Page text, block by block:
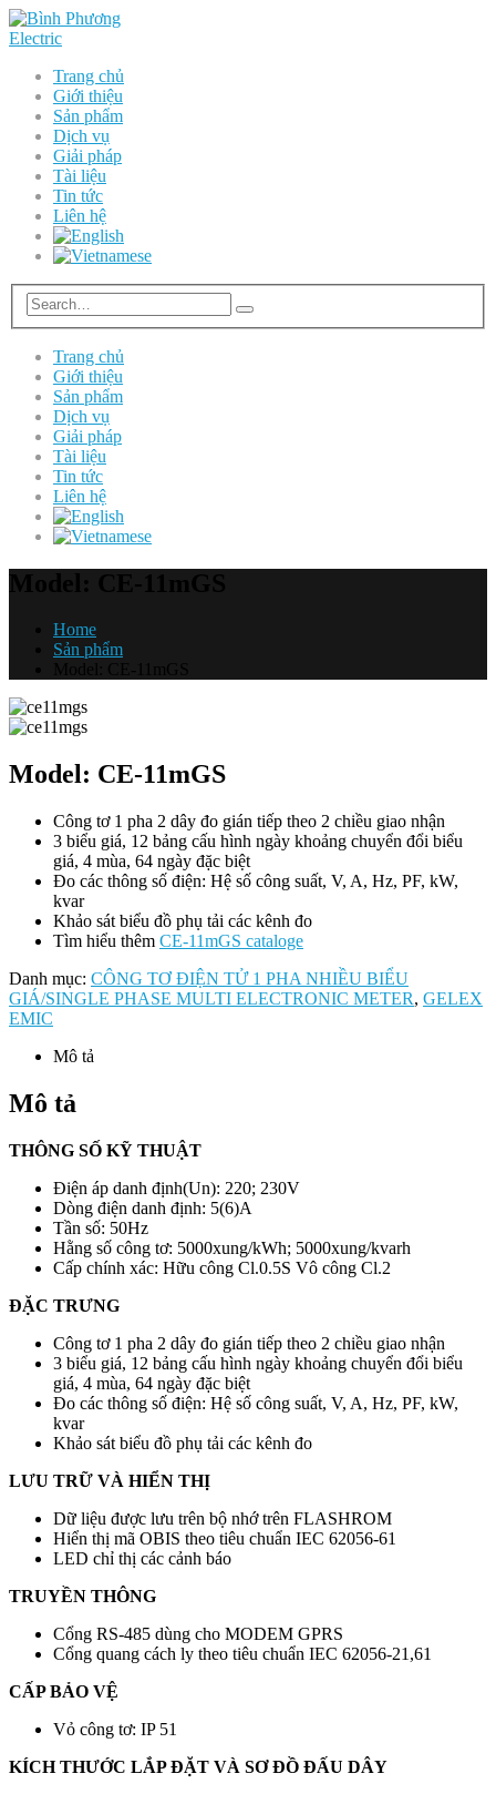
Trang chủ
Giới thiệu
Sản phẩm
Dịch vụ
Giải pháp
Tài liệu
Tin tức
Liên hệ
Trang chủ
Giới thiệu
Sản phẩm
Dịch vụ
Giải pháp
Tài liệu
Tin tức
Liên hệ
Home
Sản phẩm
Model: CE-11mGS
Công tơ 1 pha 2 dây đo gián tiếp theo 2 chiều giao nhận
3 biểu giá, 12 bảng cấu hình ngày khoảng chuyển đổi biểu
giá, 4 mùa, 64 ngày đặc biệt
Đo các thông số điện: Hệ số công suất, V, A, Hz, PF, kW,
kvar
Khảo sát biểu đồ phụ tải các kênh đo
Tìm hiểu thêm CE-11mGS cataloge
Danh mục: CÔNG TƠ ĐIỆN TỬ 1 PHA NHIỀU BIỂU
GIÁ/SINGLE PHASE MULTI ELECTRONIC METER, GELEX
EMIC
Mô tả
Mô tả
THÔNG SỐ KỸ THUẬT
Điện áp danh định(Un): 220; 230V
Dòng điện danh định: 5(6)A
Tần số: 50Hz
Hằng số công tơ: 5000xung/kWh; 5000xung/kvarh
Cấp chính xác: Hữu công Cl.0.5S Vô công Cl.2
ĐẶC TRƯNG
Công tơ 1 pha 2 dây đo gián tiếp theo 2 chiều giao nhận
3 biểu giá, 12 bảng cấu hình ngày khoảng chuyển đổi biểu
giá, 4 mùa, 64 ngày đặc biệt
Đo các thông số điện: Hệ số công suất, V, A, Hz, PF, kW,
kvar
Khảo sát biểu đồ phụ tải các kênh đo
LƯU TRỮ VÀ HIỂN THỊ
Dữ liệu được lưu trên bộ nhớ trên FLASHROM
Hiển thị mã OBIS theo tiêu chuẩn IEC 62056-61
LED chỉ thị các cảnh báo
TRUYỀN THÔNG
Cổng RS-485 dùng cho MODEM GPRS
Cổng quang cách ly theo tiêu chuẩn IEC 62056-21,61
CẤP BẢO VỆ
Vỏ công tơ: IP 51
KÍCH THƯỚC LẮP ĐẶT VÀ SƠ ĐỒ ĐẤU DÂY